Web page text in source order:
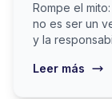
Rompe el
no es ser un
y la
Leer más